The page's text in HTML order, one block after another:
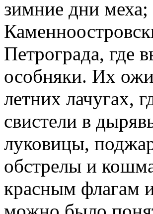
зимние дни
Петрограда, где
особняки. Их
летних лачугах,
свистели в
луковицы,
обстрелы и
красным флагам